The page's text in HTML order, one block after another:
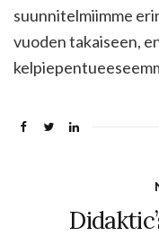
suunnitelmiimme
vuoden takaiseen,